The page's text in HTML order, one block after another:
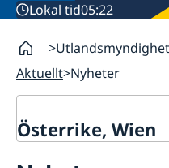
Lokal tid05:22
Aktuellt Nyheter
Österrike, Wien